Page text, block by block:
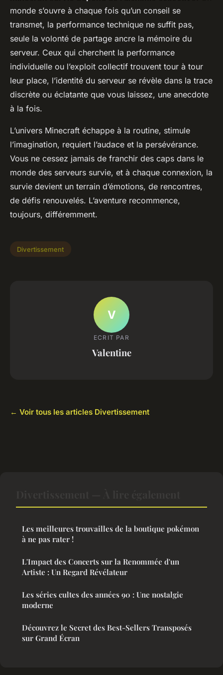
monde s’ouvre à chaque fois qu’un conseil se
transmet, la performance technique ne suffit pas,
seule la volonté de partage ancre la mémoire du
serveur. Ceux qui cherchent la performance
individuelle ou l’exploit collectif trouvent tour à tour
leur place, l’identité du serveur se révèle dans la trace
discrète ou éclatante que vous laissez, une anecdote
à la fois.
L’univers Minecraft échappe à la routine, stimule
l’imagination, requiert l’audace et la persévérance.
Vous ne cessez jamais de franchir des caps dans le
monde des serveurs survie, et à chaque connexion, la
survie devient un terrain d’émotions, de rencontres,
de défis renouvelés. L’aventure recommence,
toujours, différemment.
Divertissement
V
ECRIT PAR
Valentine
← Voir tous les articles Divertissement
Les meilleures trouvailles de la boutique pokémon
à ne pas rater !
L'Impact des Concerts sur la Renommée d'un
Artiste : Un Regard Révélateur
Les séries cultes des années 90 : Une nostalgie
moderne
Découvrez le Secret des Best-Sellers Transposés
sur Grand Écran